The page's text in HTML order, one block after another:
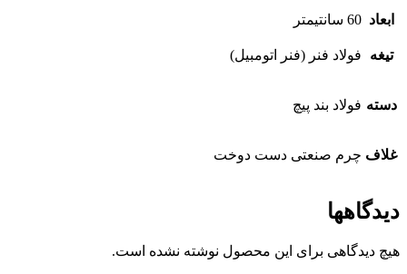
ابعاد 60 سانتیمتر
تیغه فولاد فنر (فنر اتومبیل)
دسته فولاد بند پیچ
غلاف چرم صنعتی دست دوخت
دیدگاهها
هیچ دیدگاهی برای این محصول نوشته نشده است.